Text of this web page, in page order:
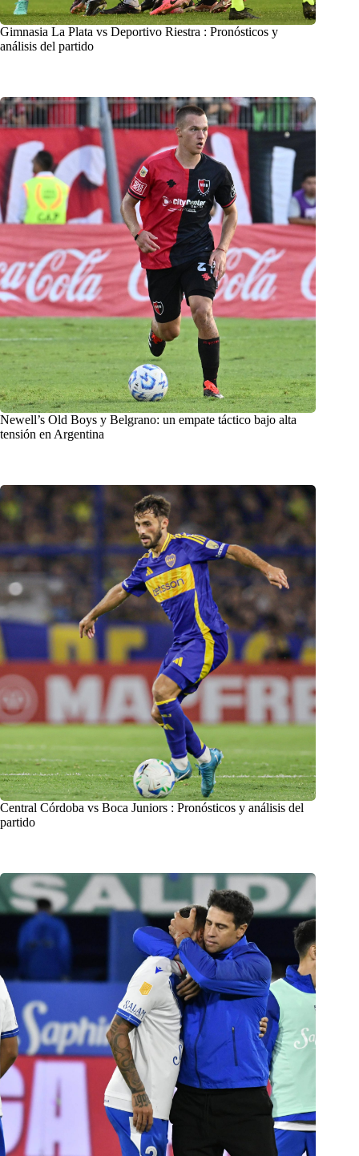
Gimnasia La Plata vs Deportivo Riestra : Pronósticos y
análisis del partido
Newell’s Old Boys y Belgrano: un empate táctico bajo alta
tensión en Argentina
Central Córdoba vs Boca Juniors : Pronósticos y análisis del
partido